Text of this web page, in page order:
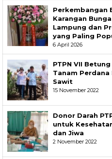
Perkembangan
Karangan
Lampung dan
yang Paling
6 April 2026
PTPN VII
Tanam Perdana
Sawit
15 November 2022
Donor Darah
untuk
dan Jiwa
2 November 2022